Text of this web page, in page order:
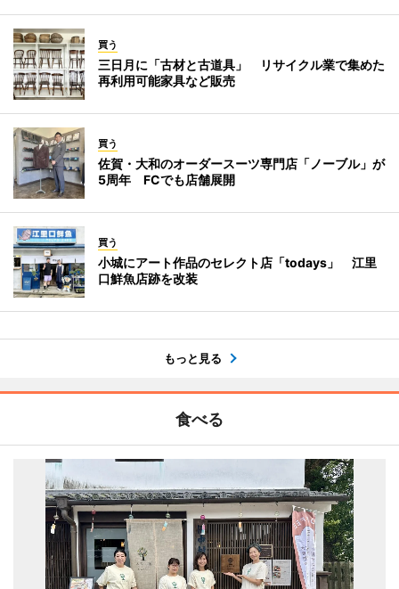
買う
三日月に「古材と古道具」 リサイクル業で集めた
再利用可能家具など販売
買う
佐賀・大和のオーダースーツ専門店「ノーブル」が
5周年 FCでも店舗展開
買う
小城にアート作品のセレクト店「todays」 江里
口鮮魚店跡を改装
もっと見る
食べる